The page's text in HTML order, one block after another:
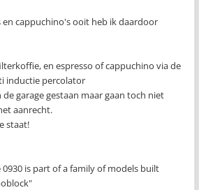
en cappuchino's ooit heb ik daardoor
en espresso of cappuchino via de
inductie percolator
garage gestaan maar gaan toch niet
aanrecht.
staat!
is part of a family of models built